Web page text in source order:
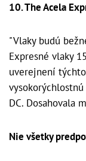
10. The Acela
"Vlaky budú
Expresné vlaky
uverejnení
DC. Dosahovala
Nie všetky